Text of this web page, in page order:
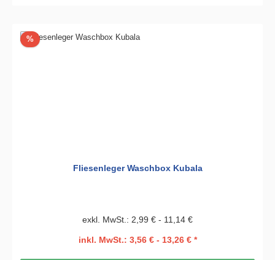
%Rabatt
Fliesenleger Waschbox Kubala
exkl. MwSt.: 2,99 € - 11,14 €
inkl. MwSt.: 3,56 € - 13,26 € *